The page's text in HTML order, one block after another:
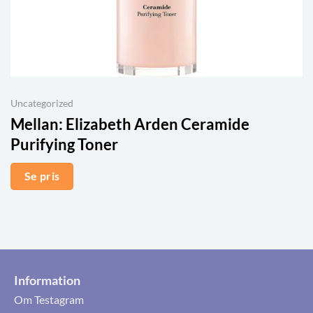
Uncategorized
Mellan: Elizabeth Arden Ceramide
Purifying Toner
Se pris
Information
Om Testagram